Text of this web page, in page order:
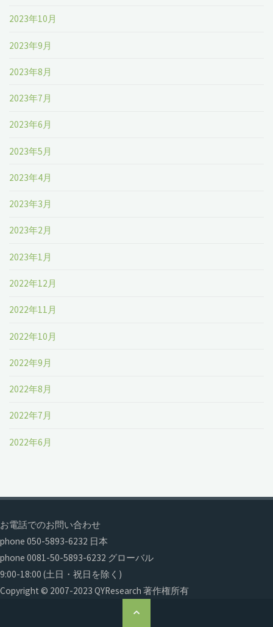
2023年10月
2023年9月
2023年8月
2023年7月
2023年6月
2023年5月
2023年4月
2023年3月
2023年2月
2023年1月
2022年12月
2022年11月
2022年10月
2022年9月
2022年8月
2022年7月
2022年6月
お電話でのお問い合わせ
phone 050-5893-6232 日本
phone 0081-50-5893-6232 グローバル
9:00-18:00 (土日・祝日を除く)
Copyright © 2007-2023 QYResearch 著作権所有
ト